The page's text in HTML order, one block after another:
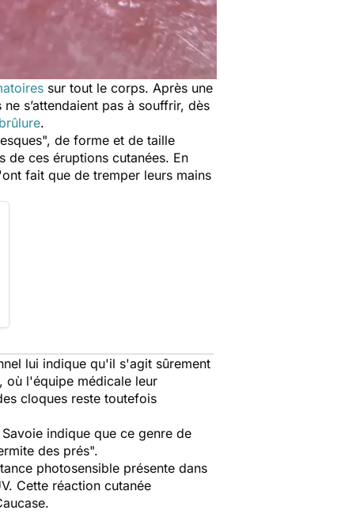
sur tout le corps. Après une
s’attendaient pas à souffrir, dès
brûlure.
", de forme et de taille
de ces éruptions cutanées. En
fait que de tremper leurs mains
lui indique qu'il s'agit sûrement
où l'équipe médicale leur
cloques reste toutefois
indique que ce genre de
des prés".
photosensible présente dans
Cette réaction cutanée